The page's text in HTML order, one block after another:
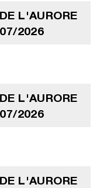
L'AURORE
2026
L'AURORE
2026
L'AURORE